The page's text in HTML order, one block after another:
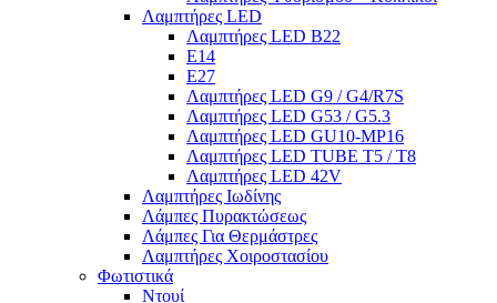
Λαμπτήρες LED
Λαμπτήρες LED B22
E14
E27
Λαμπτήρες LED G9 / G4/R7S
Λαμπτήρες LED G53 / G5.3
Λαμπτήρες LED GU10-ΜΡ16
Λαμπτήρες LED TUBE T5 / T8
Λαμπτήρες LED 42V
Λαμπτήρες Ιωδίνης
Λάμπες Πυρακτώσεως
Λάμπες Για Θερμάστρες
Λαμπτήρες Χοιροστασίου
Φωτιστικά
Ντουί